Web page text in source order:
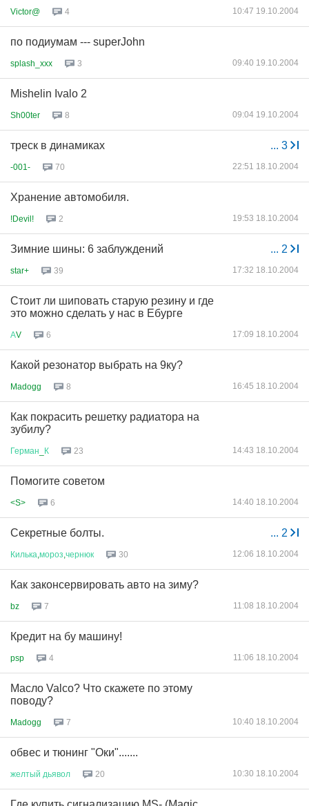
Victor@ 4 10:47 19.10.2004
по подиумам --- superJohn
splash_xxx 3 09:40 19.10.2004
Mishelin Ivalo 2
Sh00ter 8 09:04 19.10.2004
... 3
треск в динамиках
-001- 70 22:51 18.10.2004
Хранение автомобиля.
!Devil! 2 19:53 18.10.2004
... 2
Зимние шины: 6 заблуждений
star+ 39 17:32 18.10.2004
Стоит ли шиповать старую резину и где
это можно сделать у нас в Ебурге
АV 6 17:09 18.10.2004
Какой резонатор выбрать на 9ку?
Madogg 8 16:45 18.10.2004
Как покрасить решетку радиатора на
зубилу?
Герман К 23 14:43 18.10.2004
Помогите советом
<S> 6 14:40 18.10.2004
... 2
Секретные болты.
Килька мороз чернюк 30 12:06 18.10.2004
Как законсервировать авто на зиму?
bz 7 11:08 18.10.2004
Кредит на бу машину!
psp 4 11:06 18.10.2004
Масло Valco? Что скажете по этому
поводу?
Madogg 7 10:40 18.10.2004
обвес и тюнинг "Оки".......
желтый дьявол 20 10:30 18.10.2004